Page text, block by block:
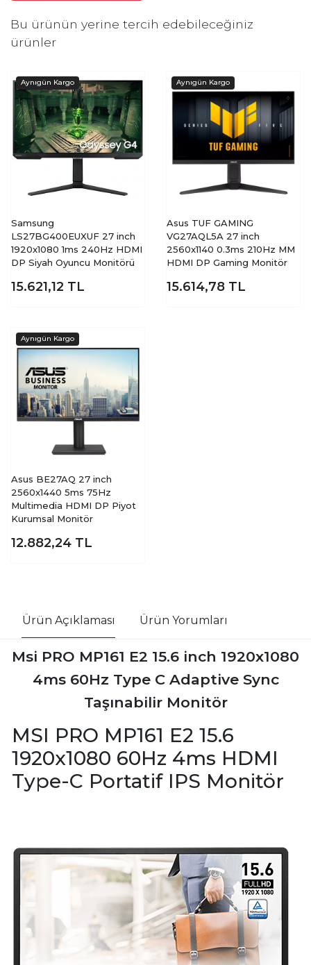
Bu ürünün yerine tercih edebileceğiniz
ürünler
Samsung
LS27BG400EUXUF 27 inch
1920x1080 1ms 240Hz HDMI
DP Siyah Oyuncu Monitörü
15.621,12 TL
Asus TUF GAMING
VG27AQL5A 27 inch
2560x1140 0.3ms 210Hz MM
HDMI DP Gaming Monitör
15.614,78 TL
Asus BE27AQ 27 inch
2560x1440 5ms 75Hz
Multimedia HDMI DP Piyot
Kurumsal Monitör
12.882,24 TL
Ürün Açıklaması Ürün Yorumları
Msi PRO MP161 E2 15.6 inch 1920x1080
4ms 60Hz Type C Adaptive Sync
Taşınabilir Monitör
MSI PRO MP161 E2 15.6
1920x1080 60Hz 4ms HDMI
Type-C Portatif IPS Monitör